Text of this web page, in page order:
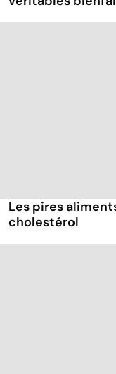
Les pires
cholestérol